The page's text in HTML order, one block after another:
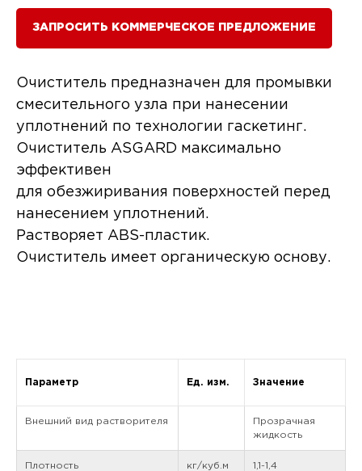
ЗАПРОСИТЬ КОММЕРЧЕСКОЕ ПРЕДЛОЖЕНИЕ
Очиститель предназначен для промывки
смесительного узла при нанесении
уплотнений по технологии гаскетинг.
Очиститель ASGARD максимально
эффективен
для обезжиривания поверхностей перед
нанесением уплотнений.
Растворяет ABS-пластик.
Очиститель имеет органическую основу.
Параметр Ед. изм. Значение
Внешний вид растворителя
Прозрачная
жидкость
Плотность кг/куб.м 1,1-1,4